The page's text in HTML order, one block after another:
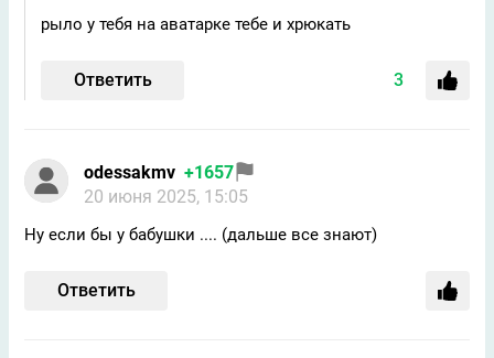
рыло у тебя на аватарке тебе и хрюкать
Ответить 3
odessakmv +1657
20 июня 2025, 15:05
Ну если бы у бабушки .... (дальше все знают)
Ответить